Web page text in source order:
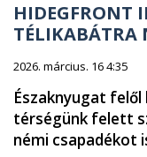
HIDEGFRONT
TÉLIKABÁTRA
2026. március. 16 4:35
Északnyugat
térségünk felett
némi csapadékot